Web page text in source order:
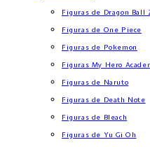
Figuras de Dragon Ball
Figuras de One Piece
Figuras de Pokemon
Figuras My Hero
Figuras de Naruto
Figuras de Death Note
Figuras de Bleach
Figuras de Yu Gi Oh